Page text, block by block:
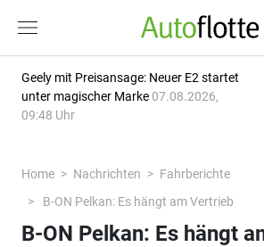
Geely mit Preisansage: Neuer E2 startet
unter magischer Marke 07.08.2026,
09:48 Uhr
Home Nachrichten
Fahrberichte
B-ON Pelkan: Es hängt am Vertrieb
B-ON Pelkan: Es hängt